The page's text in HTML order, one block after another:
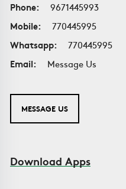
Phone:
9671445993
Mobile:
770445995
Whatsapp:
770445995
Email:
Message Us
MESSAGE US
Download Apps